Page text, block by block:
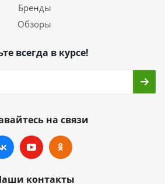
Бренды
Обзоры
всегда в курсе!
на связи
контакты